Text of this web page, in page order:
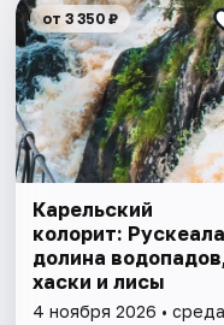
от 3 350 ₽
Карельский
колорит:
долина
хаски и лисы
4 ноября 2026 • среда